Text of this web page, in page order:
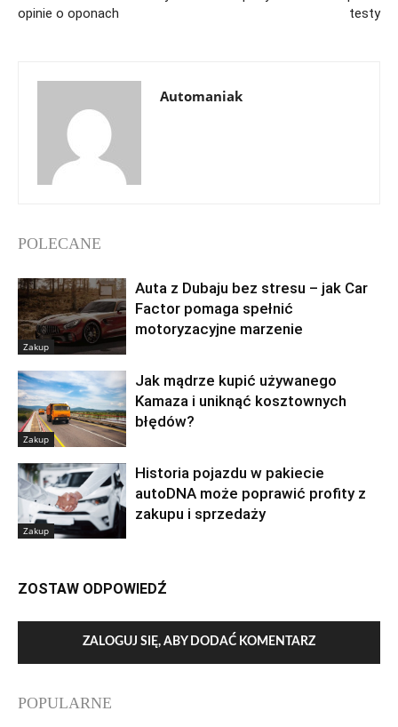
opinie o oponach
testy
Automaniak
POLECANE
Zakup
Auta z Dubaju bez stresu – jak Car
Factor pomaga spełnić
motoryzacyjne marzenie
Zakup
Jak mądrze kupić używanego
Kamaza i uniknąć kosztownych
błędów?
Zakup
Historia pojazdu w pakiecie
autoDNA może poprawić profity z
zakupu i sprzedaży
ZOSTAW ODPOWIEDŹ
ZALOGUJ SIĘ, ABY DODAĆ KOMENTARZ
POPULARNE